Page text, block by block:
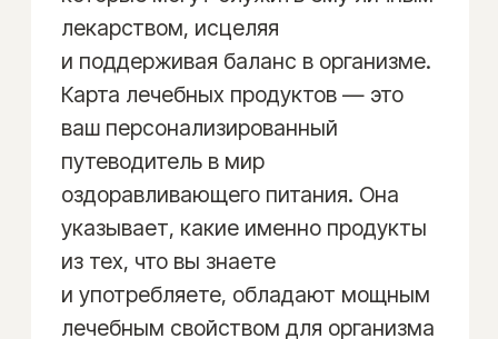
Карта
«НЕЙТРАЛЬНЫЕ
ПРОДУКТЫ»
29 900 ₽